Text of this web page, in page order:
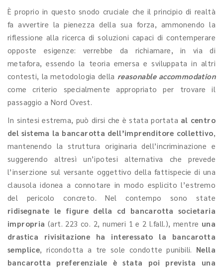
È proprio in questo snodo cruciale che il principio di realtà
fa avvertire la pienezza della sua forza, ammonendo la
riflessione alla ricerca di soluzioni capaci di contemperare
opposte esigenze: verrebbe da richiamare, in via di
metafora, essendo la teoria emersa e sviluppata in altri
contesti, la metodologia della reasonable accommodation
come criterio specialmente appropriato per trovare il
passaggio a Nord Ovest.
In sintesi estrema, può dirsi che è stata portata al centro
del sistema la bancarotta dell’imprenditore collettivo,
mantenendo la struttura originaria dell’incriminazione e
suggerendo altresì un’ipotesi alternativa che prevede
l’inserzione sul versante oggettivo della fattispecie di una
clausola idonea a connotare in modo esplicito l’estremo
del pericolo concreto. Nel contempo sono state
ridisegnate le figure della cd bancarotta societaria
impropria (art. 223 co. 2, numeri 1 e 2 l.fall.), mentre una
drastica rivisitazione ha interessato la bancarotta
semplice, ricondotta a tre sole condotte punibili. Nella
bancarotta preferenziale è stata poi prevista una